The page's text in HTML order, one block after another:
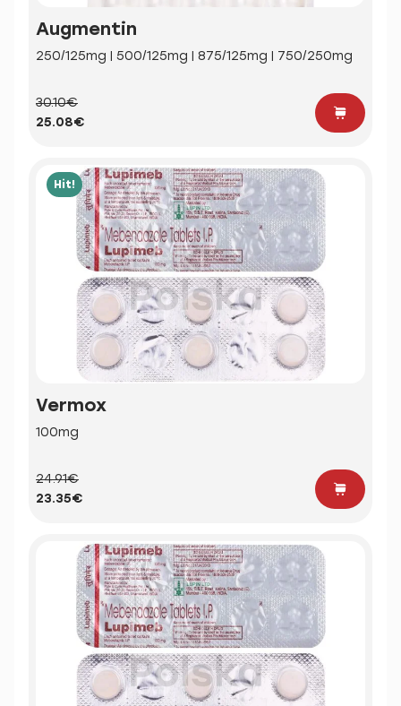
Augmentin
250/125mg | 500/125mg | 875/125mg | 750/250mg
30.10€
25.08€
Hit!
Vermox
100mg
24.91€
23.35€